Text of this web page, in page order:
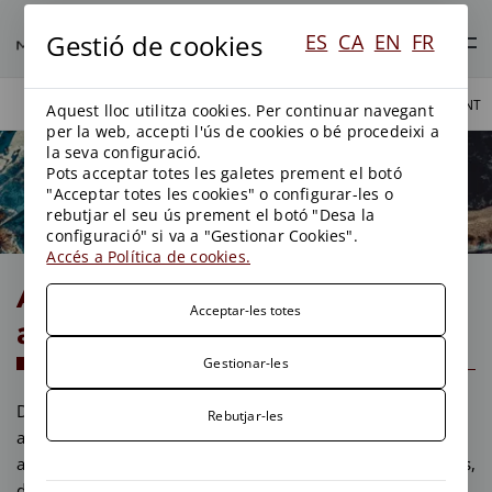
ÀREES DE PRÀCTICA MEDI AMBIENT
Medi ambient
Activitats amb incidència
ambiental
Des de Menéndez & Asociados Abogados oferim
assessorament en la tramitació dels expedients
administratius per a l’obtenció d’autoritzacions ambientals,
Gestió de cookies ES CA EN FR
Aquest lloc utilitza cookies. Per continuar navegant
per la web, accepti l'ús de cookies o bé procedeixi a
la seva configuració.
Pots acceptar totes les galetes prement el botó
"Acceptar totes les cookies" o configurar-les o
rebutjar el seu ús prement el botó "Desa la
configuració" si va a "Gestionar Cookies".
Accés a Política de cookies.
Acceptar-les totes
Gestionar-les
Rebutjar-les